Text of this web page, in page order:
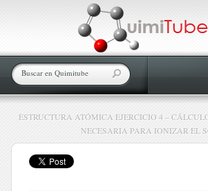
ESTRUCTURA ATÓMICA EJERCICIO 4 –
NECESARIA PARA IONIZAR EL